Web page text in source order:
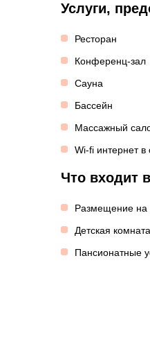
Услуги,
Ресторан
Конференц-зал
Сауна
Бассейн
Массажный
Wi-fi интернет
Что входит
Размещение на
Детская комната
Пансионатные